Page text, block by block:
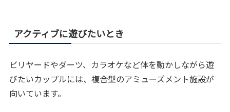
アクティブに遊びたいとき
ビリヤードやダーツ、カラオケなど体を動かしながら遊
びたいカップルには、複合型のアミューズメント施設が
向いています。